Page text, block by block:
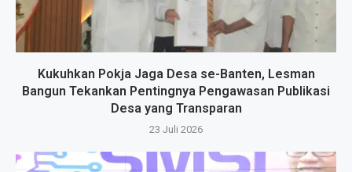
Kukuhkan Pokja Jaga Desa se-Banten, Lesman
Bangun Tekankan Pentingnya Pengawasan Publikasi
Desa yang Transparan
23 Juli 2026